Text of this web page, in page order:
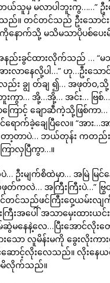
သူမှ မလာပါဘူးကွ……” ဦ
။ တင်တင်သည် ဦးသောင်
နောက်သို့ မသိမသာပိုပစ်ပေးမိ
ည်းခွင်ထားလိုက်သည် … “မသ
လာနေလို့ပါ…” ဟု…ဦးသေ
ည်း ချွ တ်ချ ၍… အဖုတ်ဝ
ဘူးကွာ… အို့…အို့… အင်း… ဗ
ြောင့် ချောဆီကဲ့သို့ဖြစ်ကာ
ာက်ခဲ့ချေပြီလေ။ “အား…
ော့တာပဲ… ဘယ်တုန်း ကတည်း
ြာလှပြီကွာ…။
… ဦးမျက်စိထဲမှာ… အမြဲ
ဖုတ်ကလဲ… အကြီးကြီးပဲ…”
င်သည်ဖင်ကြီးဝှေ့ယမ်းလျ
ြီးအပေါ် အသာမှေးထာ
ဆွဲမနေနဲ့လေ…ပြီးအောင်
ော လူမိန်းမကို ခွေးလိုးက
ာင့်လိုးလေသည်။ လိုးနေ
ပ်မိလိုက်သည်။